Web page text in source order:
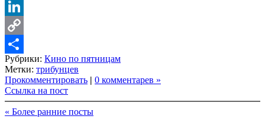
VK
LinkedIn
Copy
Link
Share
Рубрики: Кино по пятницам
Метки: трибунцев
Прокомментировать | 0 комментарев »
Ссылка на пост
« Более ранние посты